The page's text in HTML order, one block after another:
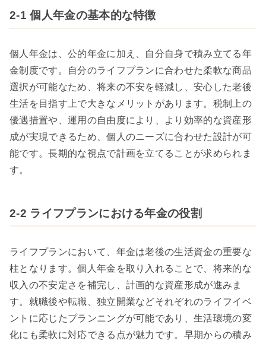
2-1 個人年金の基本的な特徴
個人年金は、公的年金に加え、自分自身で積み立てる年
金制度です。自分のライフプランに合わせた柔軟な商品
選択が可能なため、将来の不安を軽減し、安心した老後
生活を目指す上で大きなメリットがあります。税制上の
優遇措置や、運用の自由度により、より効率的な資産形
成が実現できるため、個人のニーズに合わせた設計が可
能です。長期的な視点で計画を立てることが求められま
す。
2-2 ライフプランにおける年金の役割
ライフプランにおいて、年金は老後の生活資金の重要な
柱となります。個人年金を取り入れることで、将来的な
収入の不安定さを補完し、計画的な資産形成が進みま
す。就職後や転職、独立開業などそれぞれのライフイベ
ントに応じたプランニングが可能であり、生活環境の変
化にも柔軟に対応できる点が魅力です。早期からの積み